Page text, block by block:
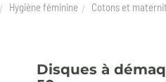
Hygiène féminine Cotons et
Disques à